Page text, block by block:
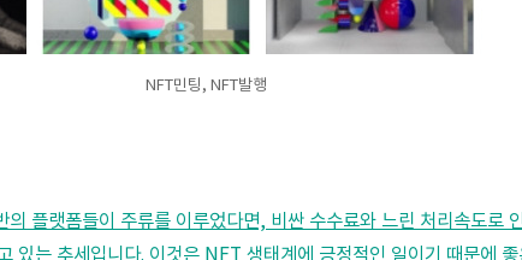
NFT민팅, NFT발행
플랫폼들이 주류를 이루었다면, 비싼 수수료와 느린 처리속도로
있는 추세입니다. 이것은 NFT 생태계에 긍정적인 일이기 때문에